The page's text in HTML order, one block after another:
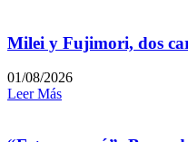
Milei y Fujimori, dos
01/08/2026
Leer Más